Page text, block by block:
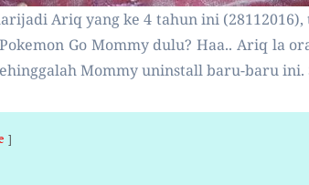
Ariq yang ke 4 tahun ini
Go Mommy dulu? Haa.. Ariq la
Mommy uninstall baru-baru